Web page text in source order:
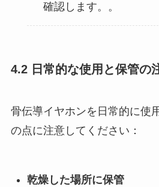
確認します。。
4.2 日常的な使用と保管の
骨伝導イヤホンを日常的に使
の点に注意してください：
乾燥した場所に保管